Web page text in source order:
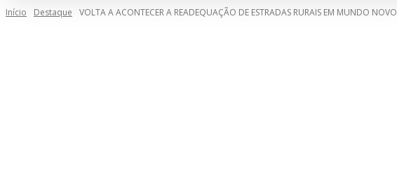
Início Destaque VOLTA A ACONTECER A READEQUAÇÃO DE ESTRADAS RURAIS EM MUNDO NOVO